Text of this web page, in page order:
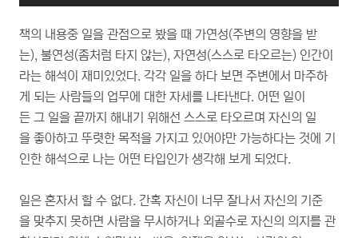
책의 내용중 일을 관점으로 봤을 때 가연성(주변의 영향을 받
는), 불연성(좀처럼 타지 않는), 자연성(스스로 타오르는) 인간이
라는 해석이 재미있었다. 각각 일을 하다 보면 주변에서 마주하
게 되는 사람들의 업무에 대한 자세를 나타낸다. 어떤 일이
든 그 일을 끝까지 해내기 위해선 스스로 타오르며 자신의 일
을 좋아하고 뚜렷한 목적을 가지고 있어야만 가능하다는 것에 기
인한 해석으로 나는 어떤 타입인가 생각해 보게 되었다.
일은 혼자서 할 수 없다. 간혹 자신이 너무 잘나서 자신의 기준
을 맞추지 못하면 사람을 무시하거나 외골수로 자신의 의지를 관